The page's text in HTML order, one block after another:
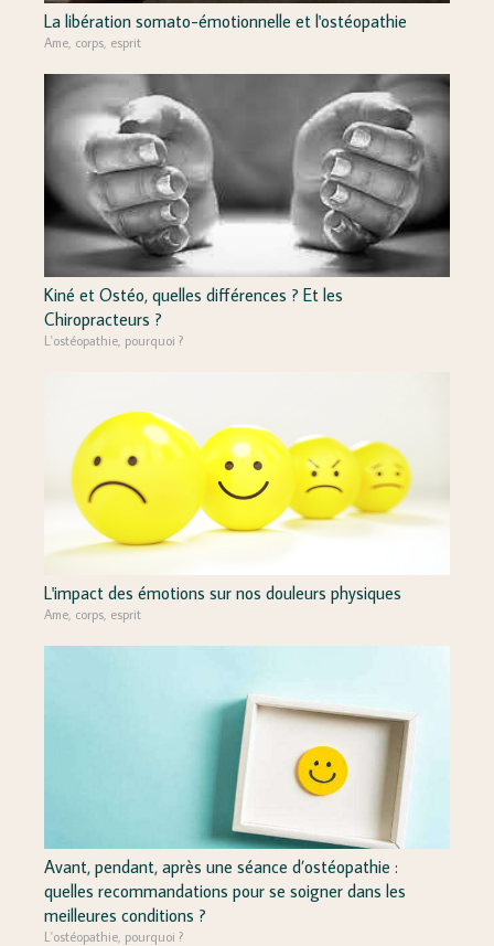
La libération somato-émotionnelle et l'ostéopathie
Ame, corps, esprit
Kiné et Ostéo, quelles différences ? Et les
Chiropracteurs ?
L'ostéopathie, pourquoi ?
L'impact des émotions sur nos douleurs physiques
Ame, corps, esprit
Avant, pendant, après une séance d’ostéopathie :
quelles recommandations pour se soigner dans les
meilleures conditions ?
L'ostéopathie, pourquoi ?